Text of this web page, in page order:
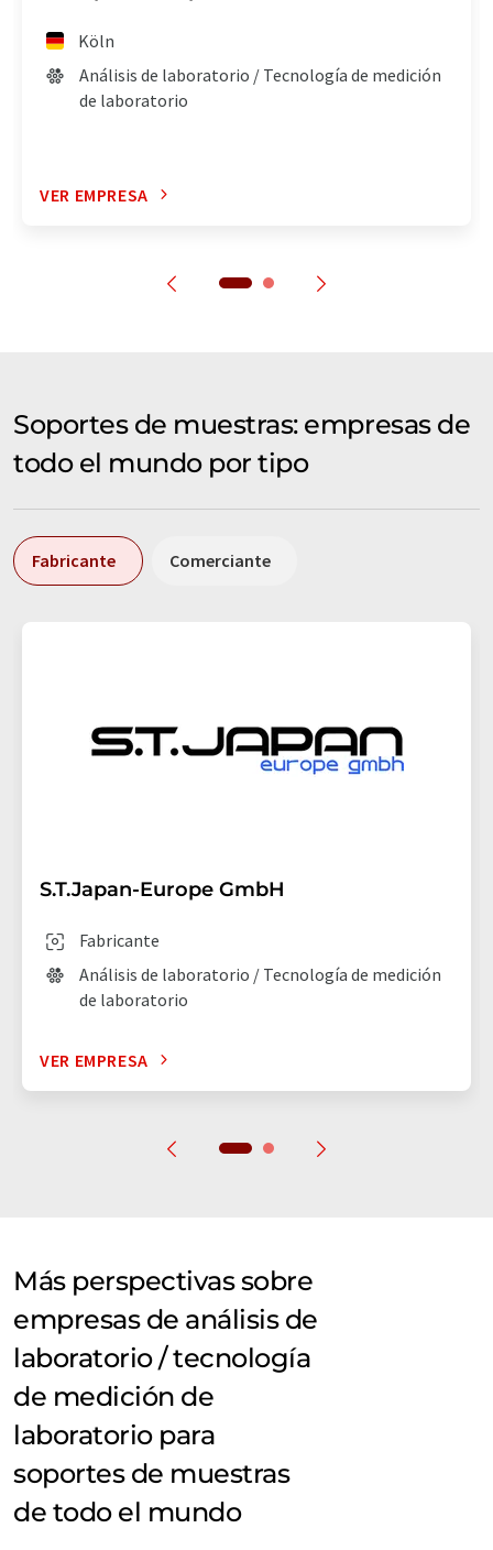
Köln
Análisis de laboratorio / Tecnología de medición
de laboratorio
VER EMPRESA
Soportes de muestras: empresas de
todo el mundo por tipo
Fabricante Comerciante
S.T.Japan-Europe GmbH
Fabricante
Análisis de laboratorio / Tecnología de medición
de laboratorio
VER EMPRESA
Más perspectivas sobre
empresas de análisis de
laboratorio / tecnología
de medición de
laboratorio para
soportes de muestras
de todo el mundo